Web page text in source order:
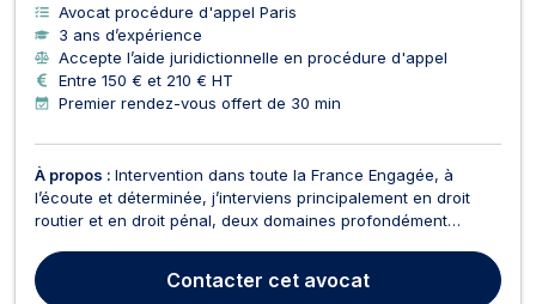
Avocat procédure d'appel Paris
3 ans d’expérience
Accepte l’aide juridictionnelle en procédure d'appel
Entre 150 € et 210 € HT
Premier rendez-vous offert de 30 min
À propos : Intervention dans toute la France Engagée, à
l’écoute et déterminée, j’interviens principalement en droit
routier et en droit pénal, deux domaines profondément
marquée par l’urgence, l’injustice ou l’incompréhension. En
droit routier, je suis aux côtés des conducteurs...
Contacter cet avocat